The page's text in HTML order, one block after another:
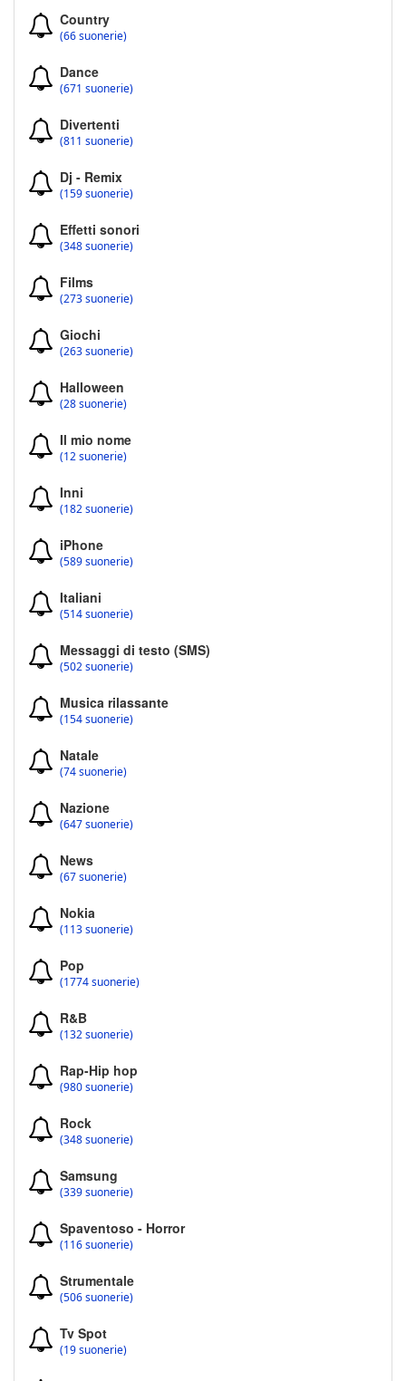
Country
(66 suonerie)
Dance
(671 suonerie)
Divertenti
(811 suonerie)
Dj - Remix
(159 suonerie)
Effetti sonori
(348 suonerie)
Films
(273 suonerie)
Giochi
(263 suonerie)
Halloween
(28 suonerie)
Il mio nome
(12 suonerie)
Inni
(182 suonerie)
iPhone
(589 suonerie)
Italiani
(514 suonerie)
Messaggi di testo (SMS)
(502 suonerie)
Musica rilassante
(154 suonerie)
Natale
(74 suonerie)
Nazione
(647 suonerie)
News
(67 suonerie)
Nokia
(113 suonerie)
Pop
(1774 suonerie)
R&B
(132 suonerie)
Rap-Hip hop
(980 suonerie)
Rock
(348 suonerie)
Samsung
(339 suonerie)
Spaventoso - Horror
(116 suonerie)
Strumentale
(506 suonerie)
Tv Spot
(19 suonerie)